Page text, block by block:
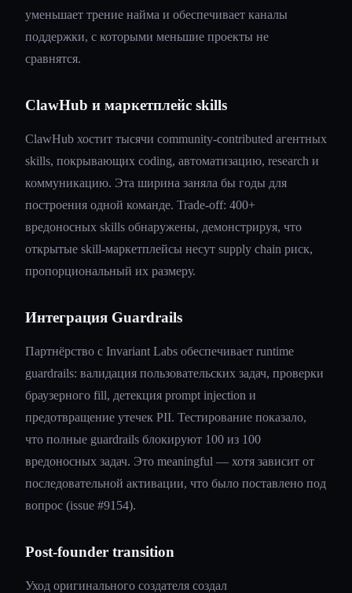
уменьшает трение найма и обеспечивает каналы
поддержки, с которыми меньшие проекты не
сравнятся.
ClawHub и маркетплейс skills
ClawHub хостит тысячи community-contributed агентных
skills, покрывающих coding, автоматизацию, research и
коммуникацию. Эта ширина заняла бы годы для
построения одной команде. Trade-off: 400+
вредоносных skills обнаружены, демонстрируя, что
открытые skill-маркетплейсы несут supply chain риск,
пропорциональный их размеру.
Интеграция Guardrails
Партнёрство с Invariant Labs обеспечивает runtime
guardrails: валидация пользовательских задач, проверки
браузерного fill, детекция prompt injection и
предотвращение утечек PII. Тестирование показало,
что полные guardrails блокируют 100 из 100
вредоносных задач. Это meaningful — хотя зависит от
последовательной активации, что было поставлено под
вопрос (issue #9154).
Post-founder transition
Уход оригинального создателя создал